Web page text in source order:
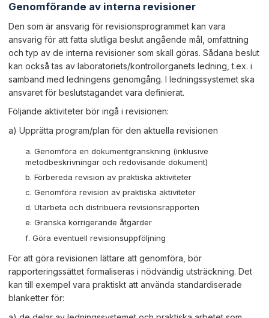
Genomförande av interna revisioner
Den som är ansvarig för revisionsprogrammet kan vara
ansvarig för att fatta slutliga beslut angående mål, omfattning
och typ av de interna revisioner som skall göras. Sådana beslut
kan också tas av laboratoriets/kontrollorganets ledning, t.ex. i
samband med ledningens genomgång. I ledningssystemet ska
ansvaret för beslutstagandet vara definierat.
Följande aktiviteter bör ingå i revisionen:
a) Upprätta program/plan för den aktuella revisionen
Genomföra en dokumentgranskning (inklusive
metodbeskrivningar och redovisande dokument)
Förbereda revision av praktiska aktiviteter
Genomföra revision av praktiska aktiviteter
Utarbeta och distribuera revisionsrapporten
Granska korrigerande åtgärder
Göra eventuell revisionsuppföljning
För att göra revisionen lättare att genomföra, bör
rapporteringssättet formaliseras i nödvändig utsträckning. Det
kan till exempel vara praktiskt att använda standardiserade
blanketter för: